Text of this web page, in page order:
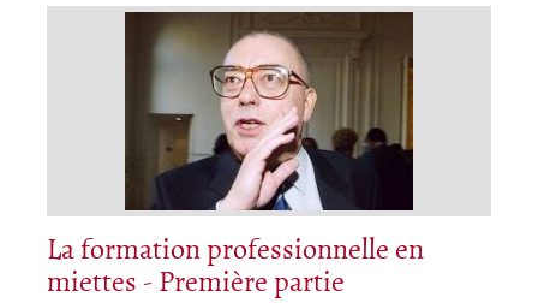
La formation professionnelle en
miettes - Première partie